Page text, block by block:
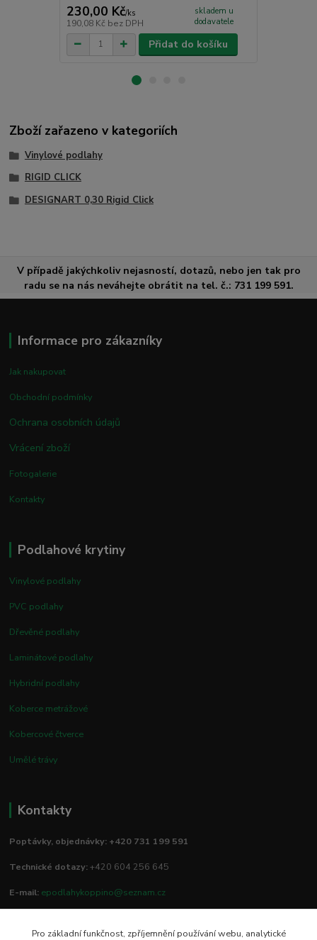
230,00 Kč/ks
190,08 Kč bez DPH
skladem u
dodavatele
Přidat do košíku
Zboží zařazeno v kategoriích
Vinylové podlahy
RIGID CLICK
DESIGNART 0,30 Rigid Click
V případě jakýchkoliv nejasností, dotazů, nebo jen tak pro
radu se na nás neváhejte obrátit na tel. č.: 731 199 591.
Informace pro zákazníky
Jak nakupovat
Obchodní podmínky
Ochrana osobních údajů
Vrácení zboží
Fotogalerie
Kontakty
Podlahové krytiny
Vinylové podlahy
PVC podlahy
Dřevěné podlahy
Laminátové podlahy
Hybridní podlahy
Koberce metrážové
Kobercové čtverce
Umělé trávy
Kontakty
Poptávky, objednávky: +420 731 199 591
Technické dotazy:+420 604 256 645
E-mail: epodlahykoppino@seznam.cz
Pro základní funkčnost, zpříjemnění používání webu, analytické